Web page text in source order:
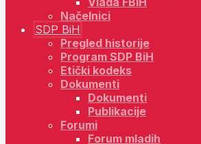
Načelnici
SDP BiH
Pregled historije
Program SDP BiH
Etički kodeks
Dokumenti
Dokumenti
Publikacije
Forumi
Forum mladih